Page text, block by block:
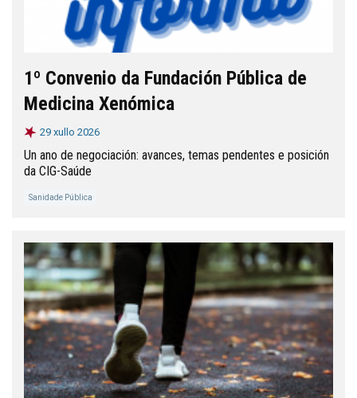
1º Convenio da Fundación Pública de
Medicina Xenómica
29 xullo 2026
Un ano de negociación: avances, temas pendentes e posición
da CIG-Saúde
Sanidade Pública